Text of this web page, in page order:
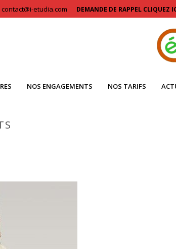
contact@i-etudia.com DEMANDE DE RAPPEL CLIQUEZ
NOS ENGAGEMENTS NOS TARIFS